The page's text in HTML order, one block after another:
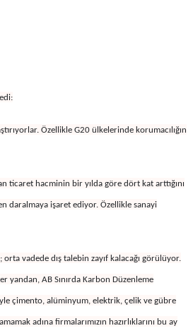
Özellikle G20 ülkelerinde korumacılığın
ticaret hacminin bir yılda göre dört kat arttığını
daralmaya işaret ediyor. Özellikle sanayi
vadede dış talebin zayıf kalacağı görülüyor.
yandan, AB Sınırda Karbon Düzenleme
çimento, alüminyum, elektrik, çelik ve gübre
adına firmalarımızın hazırlıklarını bu ay